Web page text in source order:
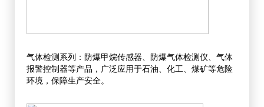
气体检测系列：防爆甲烷传感器、防爆气体检测仪、气体
报警控制器等产品，广泛应用于石油、化工、煤矿等危险
环境，保障生产安全。